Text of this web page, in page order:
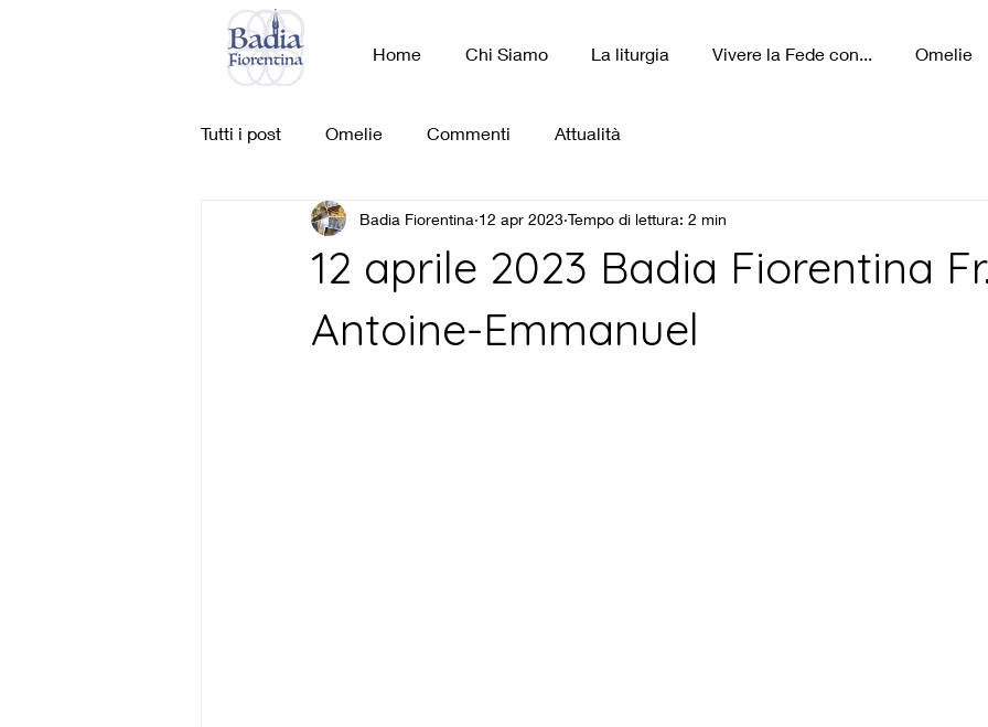
Home Chi Siamo La liturgia Vivere la Fede con... Omelie
Tutti i post Omelie Commenti Attualità
12 aprile 2023 Badia Fiorentina
Antoine-Emmanuel
Badia Fiorentina 12 apr 2023 Tempo di lettura: 2 min